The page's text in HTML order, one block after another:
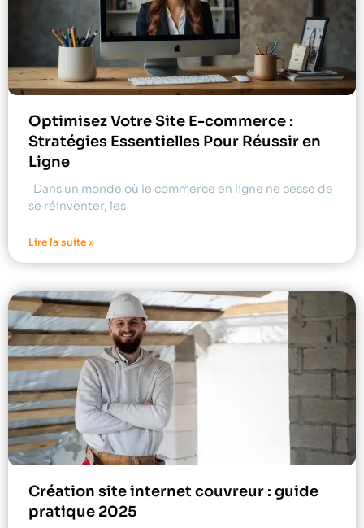
Optimisez Votre Site E-commerce :
Stratégies Essentielles Pour Réussir en
Ligne
Dans un monde où le commerce en ligne ne cesse de
se réinventer, les
Lire la suite »
Création site internet couvreur : guide
pratique 2025